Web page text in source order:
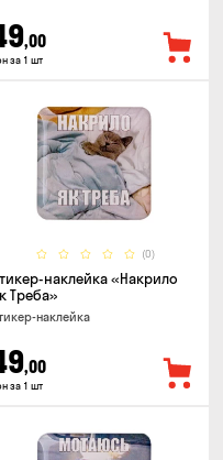
,00
за 1 шт
(0)
наклейка «Накрило
Треба»
наклейка
,00
за 1 шт